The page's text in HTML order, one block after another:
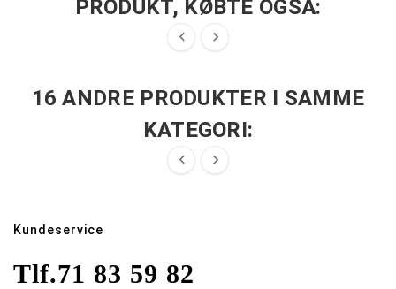
PRODUKT, KØBTE OGSÅ:
 
16 ANDRE PRODUKTER I SAMME
KATEGORI:
 
Kundeservice
Tlf.71 83 59 82